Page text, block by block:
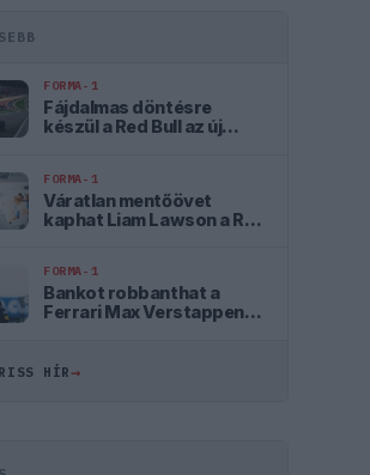
FORMA-1
Fájdalmas döntésre
készül a Red Bull az új
FORMA-1
Váratlan mentőövet
kaphat Liam Lawson a Red
FORMA-1
Bankot robbanthat a
Ferrari Max Verstappen
HÍR→